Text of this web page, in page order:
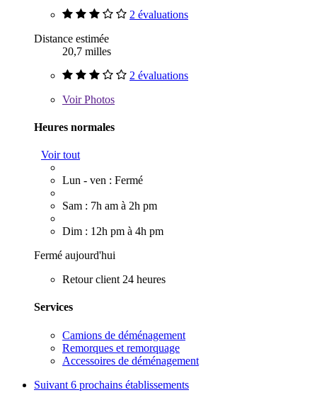
2 évaluations
Distance estimée
20,7 milles
2 évaluations
VoirPhotos
Heures normales
Voir tout
Lun - ven : Fermé
Sam : 7h am à 2h pm
Dim : 12h pm à 4h pm
Fermé aujourd'hui
Retour client 24 heures
Services
Camions de déménagement
Remorques et remorquage
Accessoires de déménagement
Suivant 6 prochains établissements